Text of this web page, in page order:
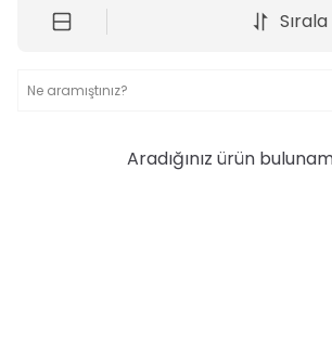
Sırala
Aradığınız ürün